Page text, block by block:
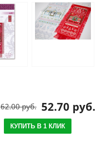
52.70 руб.
62.00 руб.
КУПИТЬ В 1 КЛИК